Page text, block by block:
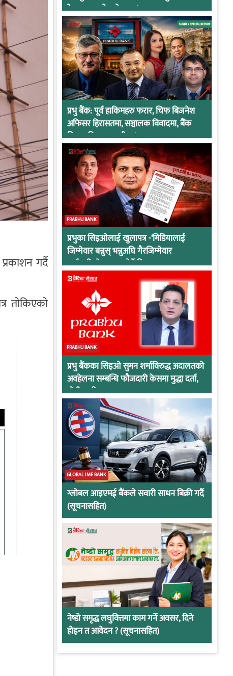
गर्दै
तोकिएको
केसमा प्रभुको कनेक्सन !
प्रभु बैंक: पूर्व हाकिमहरु फरार, चिफ बिजनेश
अफिसर हिरासतमा, सञ्चालक विवादमा, बैंक
नियामकीय कारवाहीमा !
PRABHU BANK
प्रभुका सिइओलाई खुलापत्र -‘मिडियालाई
जिम्मेवार बन्नुस् भन्नुअघि गैरजिम्मेवार
कर्मचारीको व्यवहार हेर्ने कि !
PRABHU BANK
प्रभु बैंकका सिइओ सुमन शर्माविरुद्ध अदालतको
अवहेलना सम्बन्धि फौजदारी केसमा मुद्धा दर्ता,
दोषी ठहरिए जान्छ पद !
GLOBAL IME BANK
ग्लोबल आइएमई बैंकले सवारी साधन बिक्री गर्दै
(सूचनासहित)
नेष्डो समृद्ध लघुवित्तमा काम गर्ने अवसर, दिने
होइन त आवेदन ? (सूचनासहित)